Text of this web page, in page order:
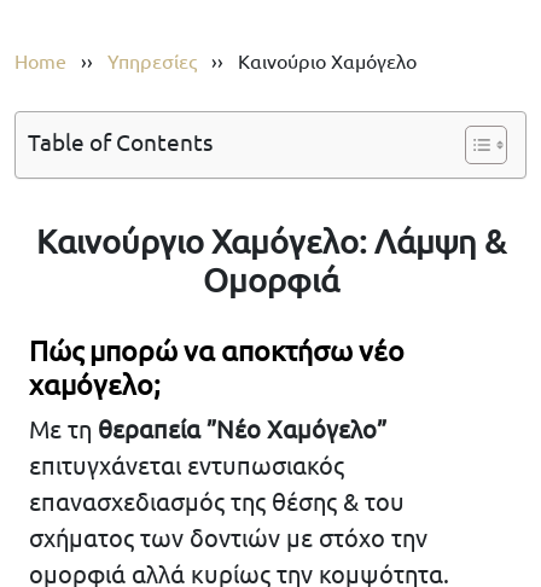
Home ›› Υπηρεσίες ›› Καινούριο Χαμόγελο
Table of Contents
Καινούργιο Χαμόγελο: Λάμψη &
Ομορφιά
Πώς μπορώ να αποκτήσω νέο
χαμόγελο;
Με τη θεραπεία ”Νέο Χαμόγελο”
επιτυγχάνεται εντυπωσιακός
επανασχεδιασμός της θέσης & του
σχήματος των δοντιών με στόχο την
ομορφιά αλλά κυρίως την κομψότητα.